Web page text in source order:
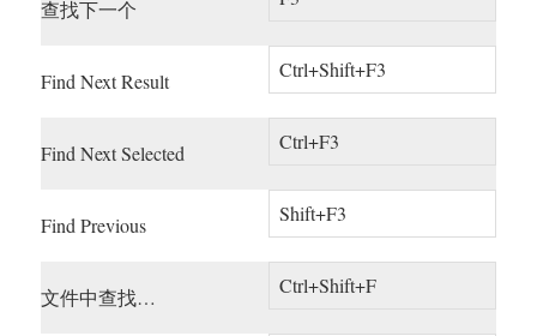
查找下一个
Find Next Result Ctrl+Shift+F3
Find Next Selected Ctrl+F3
Find Previous Shift+F3
文件中查找… Ctrl+Shift+F